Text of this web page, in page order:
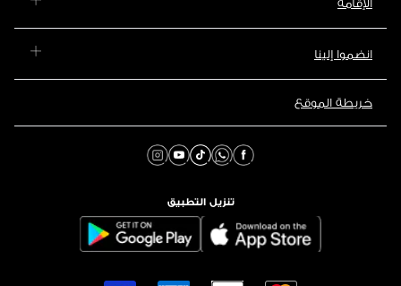
انضموا إلينا
خريطة الموقع
تنزيل التطبيق